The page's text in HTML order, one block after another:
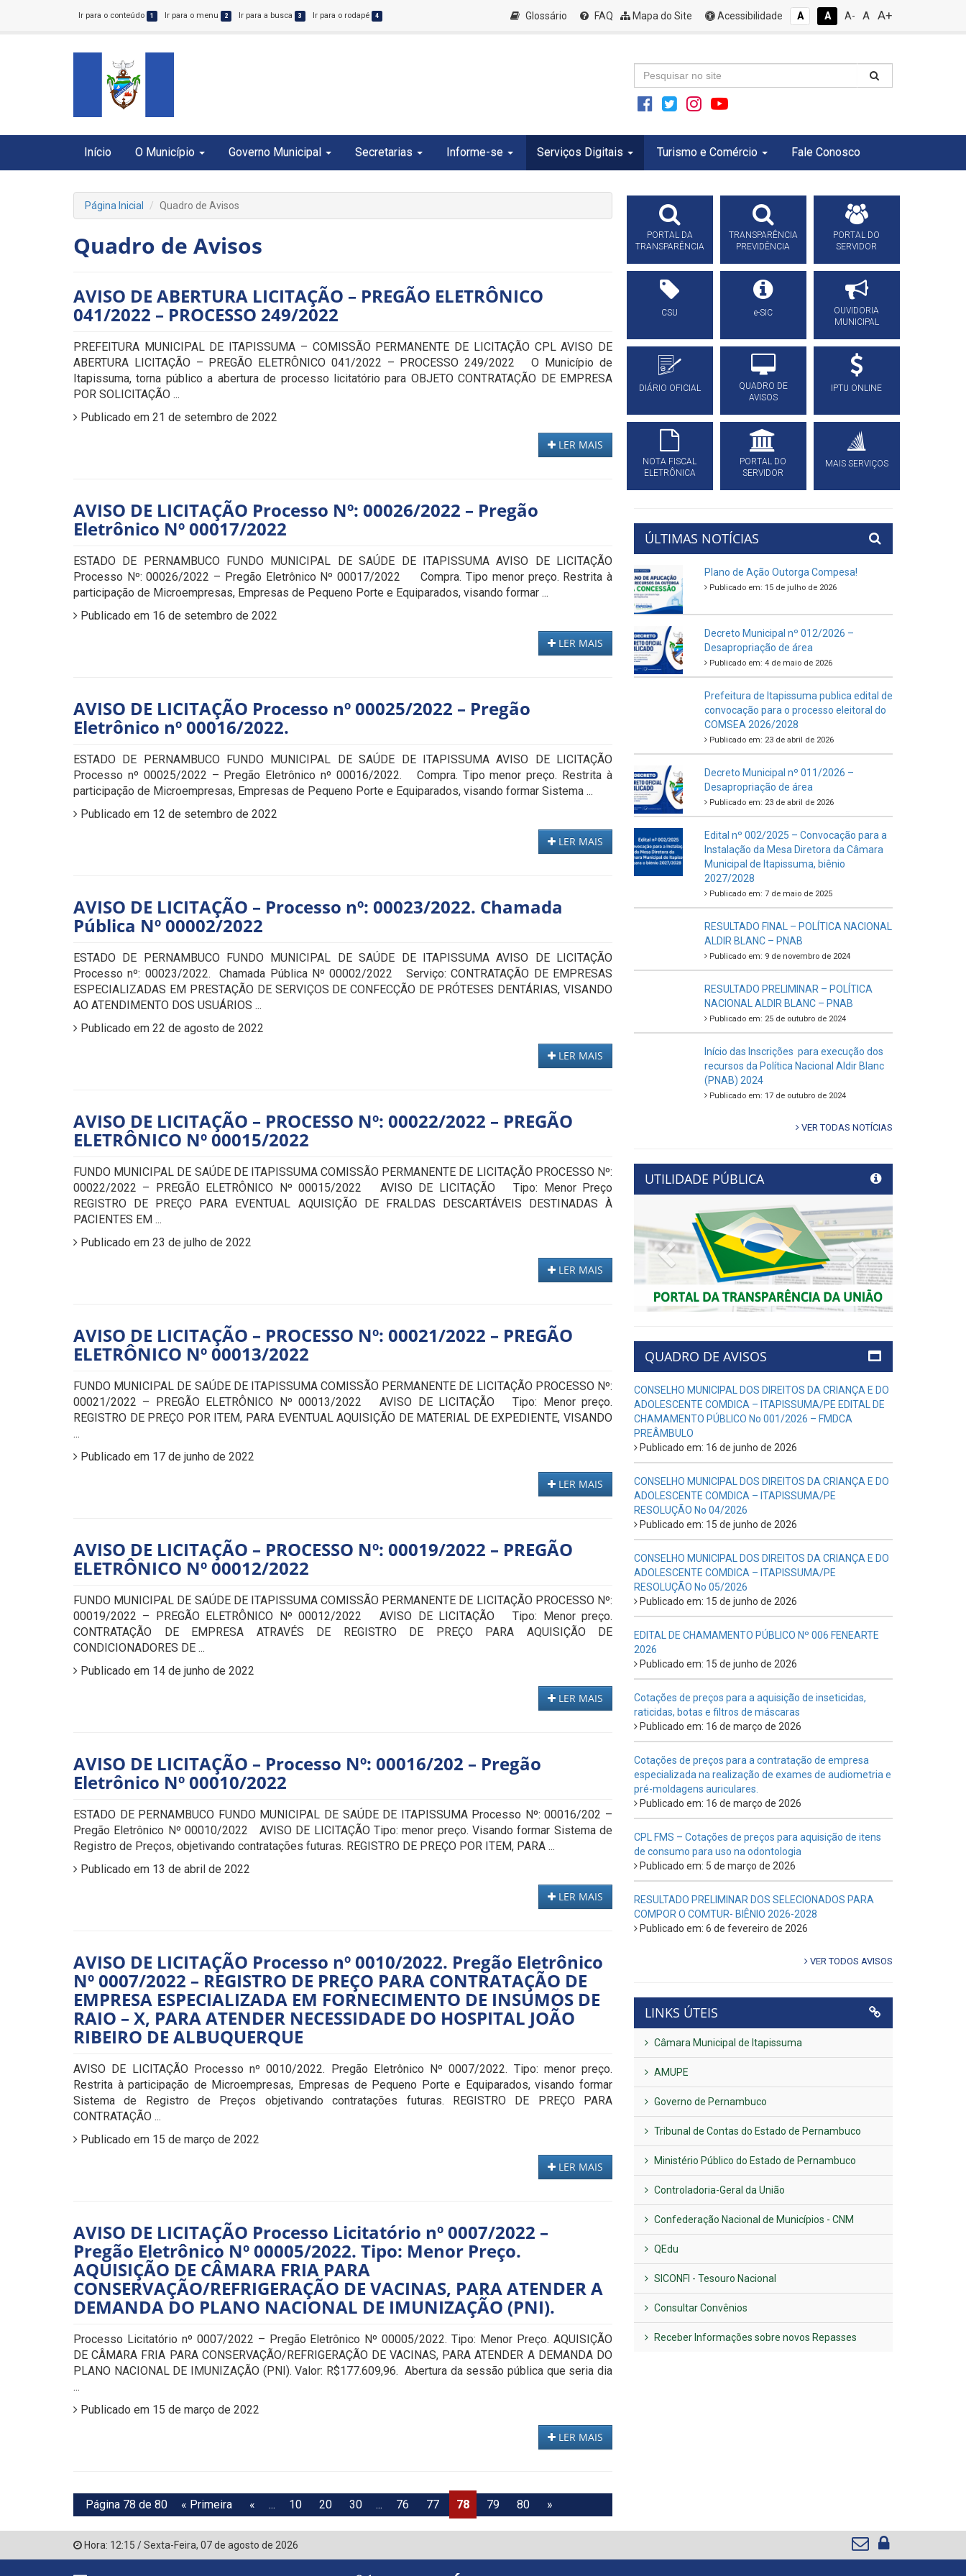
Ir para o conteúdo 1 Ir para o menu 2 Ir para a busca 3 Ir para o rodapé 4 Glossário FAQ Mapa do Site Acessibilidade A A A- A A+
Início O Município Governo Municipal Secretarias Informe-se Serviços Digitais Turismo e Comércio Fale Conosco
Página Inicial Quadro de Avisos
Quadro de Avisos
AVISO DE ABERTURA LICITAÇÃO – PREGÃO ELETRÔNICO
041/2022 – PROCESSO 249/2022
PREFEITURA MUNICIPAL DE ITAPISSUMA – COMISSÃO PERMANENTE DE LICITAÇÃO CPL AVISO DE
ABERTURA LICITAÇÃO – PREGÃO ELETRÔNICO 041/2022 – PROCESSO 249/2022 O Município de
Itapissuma, torna público a abertura de processo licitatório para OBJETO CONTRATAÇÃO DE EMPRESA
POR SOLICITAÇÃO ...
Publicado em 21 de setembro de 2022
LER MAIS
AVISO DE LICITAÇÃO Processo Nº: 00026/2022 – Pregão
Eletrônico Nº 00017/2022
ESTADO DE PERNAMBUCO FUNDO MUNICIPAL DE SAÚDE DE ITAPISSUMA AVISO DE LICITAÇÃO
Processo Nº: 00026/2022 – Pregão Eletrônico Nº 00017/2022 Compra. Tipo menor preço. Restrita à
participação de Microempresas, Empresas de Pequeno Porte e Equiparados, visando formar ...
Publicado em 16 de setembro de 2022
LER MAIS
AVISO DE LICITAÇÃO Processo nº 00025/2022 – Pregão
Eletrônico nº 00016/2022.
ESTADO DE PERNAMBUCO FUNDO MUNICIPAL DE SAÚDE DE ITAPISSUMA AVISO DE LICITAÇÃO
Processo nº 00025/2022 – Pregão Eletrônico nº 00016/2022. Compra. Tipo menor preço. Restrita à
participação de Microempresas, Empresas de Pequeno Porte e Equiparados, visando formar Sistema ...
Publicado em 12 de setembro de 2022
LER MAIS
AVISO DE LICITAÇÃO – Processo nº: 00023/2022. Chamada
Pública Nº 00002/2022
ESTADO DE PERNAMBUCO FUNDO MUNICIPAL DE SAÚDE DE ITAPISSUMA AVISO DE LICITAÇÃO
Processo nº: 00023/2022. Chamada Pública Nº 00002/2022 Serviço: CONTRATAÇÃO DE EMPRESAS
ESPECIALIZADAS EM PRESTAÇÃO DE SERVIÇOS DE CONFECÇÃO DE PRÓTESES DENTÁRIAS, VISANDO
AO ATENDIMENTO DOS USUÁRIOS ...
Publicado em 22 de agosto de 2022
LER MAIS
AVISO DE LICITAÇÃO – PROCESSO Nº: 00022/2022 – PREGÃO
ELETRÔNICO Nº 00015/2022
FUNDO MUNICIPAL DE SAÚDE DE ITAPISSUMA COMISSÃO PERMANENTE DE LICITAÇÃO PROCESSO Nº:
00022/2022 – PREGÃO ELETRÔNICO Nº 00015/2022 AVISO DE LICITAÇÃO Tipo: Menor Preço
REGISTRO DE PREÇO PARA EVENTUAL AQUISIÇÃO DE FRALDAS DESCARTÁVEIS DESTINADAS À
PACIENTES EM ...
Publicado em 23 de julho de 2022
LER MAIS
AVISO DE LICITAÇÃO – PROCESSO Nº: 00021/2022 – PREGÃO
ELETRÔNICO Nº 00013/2022
FUNDO MUNICIPAL DE SAÚDE DE ITAPISSUMA COMISSÃO PERMANENTE DE LICITAÇÃO PROCESSO Nº:
00021/2022 – PREGÃO ELETRÔNICO Nº 00013/2022 AVISO DE LICITAÇÃO Tipo: Menor preço.
REGISTRO DE PREÇO POR ITEM, PARA EVENTUAL AQUISIÇÃO DE MATERIAL DE EXPEDIENTE, VISANDO
...
Publicado em 17 de junho de 2022
LER MAIS
AVISO DE LICITAÇÃO – PROCESSO Nº: 00019/2022 – PREGÃO
ELETRÔNICO Nº 00012/2022
FUNDO MUNICIPAL DE SAÚDE DE ITAPISSUMA COMISSÃO PERMANENTE DE LICITAÇÃO PROCESSO Nº:
00019/2022 – PREGÃO ELETRÔNICO Nº 00012/2022 AVISO DE LICITAÇÃO Tipo: Menor preço.
CONTRATAÇÃO DE EMPRESA ATRAVÉS DE REGISTRO DE PREÇO PARA AQUISIÇÃO DE
CONDICIONADORES DE ...
Publicado em 14 de junho de 2022
LER MAIS
AVISO DE LICITAÇÃO – Processo Nº: 00016/202 – Pregão
Eletrônico Nº 00010/2022
ESTADO DE PERNAMBUCO FUNDO MUNICIPAL DE SAÚDE DE ITAPISSUMA Processo Nº: 00016/202 –
Pregão Eletrônico Nº 00010/2022 AVISO DE LICITAÇÃO Tipo: menor preço. Visando formar Sistema de
Registro de Preços, objetivando contratações futuras. REGISTRO DE PREÇO POR ITEM, PARA ...
Publicado em 13 de abril de 2022
LER MAIS
AVISO DE LICITAÇÃO Processo nº 0010/2022. Pregão Eletrônico
Nº 0007/2022 – REGISTRO DE PREÇO PARA CONTRATAÇÃO DE
EMPRESA ESPECIALIZADA EM FORNECIMENTO DE INSUMOS DE
RAIO – X, PARA ATENDER NECESSIDADE DO HOSPITAL JOÃO
RIBEIRO DE ALBUQUERQUE
AVISO DE LICITAÇÃO Processo nº 0010/2022. Pregão Eletrônico Nº 0007/2022. Tipo: menor preço.
Restrita à participação de Microempresas, Empresas de Pequeno Porte e Equiparados, visando formar
Sistema de Registro de Preços objetivando contratações futuras. REGISTRO DE PREÇO PARA
CONTRATAÇÃO ...
Publicado em 15 de março de 2022
LER MAIS
AVISO DE LICITAÇÃO Processo Licitatório nº 0007/2022 –
Pregão Eletrônico Nº 00005/2022. Tipo: Menor Preço.
AQUISIÇÃO DE CÂMARA FRIA PARA
CONSERVAÇÃO/REFRIGERAÇÃO DE VACINAS, PARA ATENDER A
DEMANDA DO PLANO NACIONAL DE IMUNIZAÇÃO (PNI).
Processo Licitatório nº 0007/2022 – Pregão Eletrônico Nº 00005/2022. Tipo: Menor Preço. AQUISIÇÃO
DE CÂMARA FRIA PARA CONSERVAÇÃO/REFRIGERAÇÃO DE VACINAS, PARA ATENDER A DEMANDA DO
PLANO NACIONAL DE IMUNIZAÇÃO (PNI). Valor: R$177.609,96. Abertura da sessão pública que seria dia
...
Publicado em 15 de março de 2022
LER MAIS
Página 78 de 80 « Primeira « ... 10 20 30 ... 76 77 78 79 80 »
PORTAL DA
TRANSPARÊNCIA
TRANSPARÊNCIA
PREVIDÊNCIA
PORTAL DO
SERVIDOR
CSU e-SIC
OUVIDORIA
MUNICIPAL
DIÁRIO OFICIAL
QUADRO DE
AVISOS
IPTU ONLINE
NOTA FISCAL
ELETRÔNICA
PORTAL DO
SERVIDOR
MAIS SERVIÇOS
ÚLTIMAS NOTÍCIAS
Plano de Ação Outorga Compesa!
Publicado em: 15 de julho de 2026
Decreto Municipal nº 012/2026 –
Desapropriação de área
Publicado em: 4 de maio de 2026
Prefeitura de Itapissuma publica edital de
convocação para o processo eleitoral do
COMSEA 2026/2028
Publicado em: 23 de abril de 2026
Decreto Municipal nº 011/2026 –
Desapropriação de área
Publicado em: 23 de abril de 2026
Edital nº 002/2025 – Convocação para a
Instalação da Mesa Diretora da Câmara
Municipal de Itapissuma, biênio
2027/2028
Publicado em: 7 de maio de 2025
RESULTADO FINAL – POLÍTICA NACIONAL
ALDIR BLANC – PNAB
Publicado em: 9 de novembro de 2024
RESULTADO PRELIMINAR – POLÍTICA
NACIONAL ALDIR BLANC – PNAB
Publicado em: 25 de outubro de 2024
Início das Inscrições para execução dos
recursos da Política Nacional Aldir Blanc
(PNAB) 2024
Publicado em: 17 de outubro de 2024
VER TODAS NOTÍCIAS
UTILIDADE PÚBLICA
Previous Next
QUADRO DE AVISOS
CONSELHO MUNICIPAL DOS DIREITOS DA CRIANÇA E DO
ADOLESCENTE COMDICA – ITAPISSUMA/PE EDITAL DE
CHAMAMENTO PÚBLICO No 001/2026 – FMDCA
PREÂMBULO
Publicado em: 16 de junho de 2026
CONSELHO MUNICIPAL DOS DIREITOS DA CRIANÇA E DO
ADOLESCENTE COMDICA – ITAPISSUMA/PE
RESOLUÇÃO No 04/2026
Publicado em: 15 de junho de 2026
CONSELHO MUNICIPAL DOS DIREITOS DA CRIANÇA E DO
ADOLESCENTE COMDICA – ITAPISSUMA/PE
RESOLUÇÃO No 05/2026
Publicado em: 15 de junho de 2026
EDITAL DE CHAMAMENTO PÚBLICO Nº 006 FENEARTE
2026
Publicado em: 15 de junho de 2026
Cotações de preços para a aquisição de inseticidas,
raticidas, botas e filtros de máscaras
Publicado em: 16 de março de 2026
Cotações de preços para a contratação de empresa
especializada na realização de exames de audiometria e
pré-moldagens auriculares.
Publicado em: 16 de março de 2026
CPL FMS – Cotações de preços para aquisição de itens
de consumo para uso na odontologia
Publicado em: 5 de março de 2026
RESULTADO PRELIMINAR DOS SELECIONADOS PARA
COMPOR O COMTUR- BIÊNIO 2026-2028
Publicado em: 6 de fevereiro de 2026
VER TODOS AVISOS
LINKS ÚTEIS
Câmara Municipal de Itapissuma
AMUPE
Governo de Pernambuco
Tribunal de Contas do Estado de Pernambuco
Ministério Público do Estado de Pernambuco
Controladoria-Geral da União
Confederação Nacional de Municípios - CNM
QEdu
SICONFI - Tesouro Nacional
Consultar Convênios
Receber Informações sobre novos Repasses
Hora: 12:15 /Sexta-Feira, 07 de agosto de 2026